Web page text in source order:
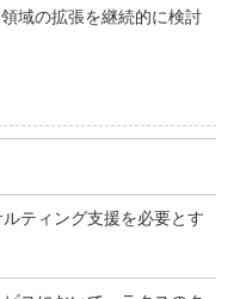
域の拡張を継続的に検討
ティング支援を必要とす